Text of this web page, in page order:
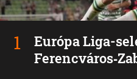
Európa Liga-